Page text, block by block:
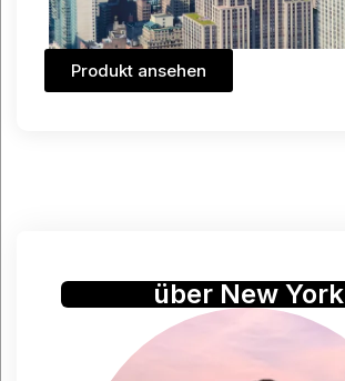
Produkt ansehen
über New York